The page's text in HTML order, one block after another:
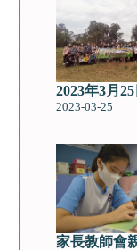
2023年3月
2023-03-25
家長教師會